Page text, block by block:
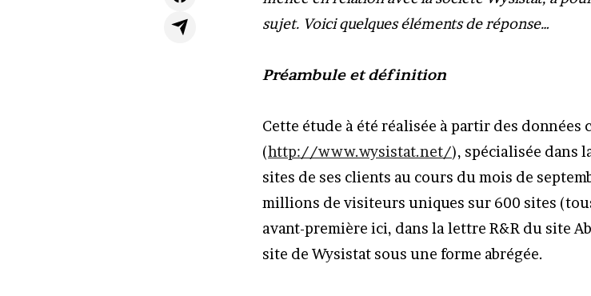
sujet. Voici quelques éléments de réponse…
Préambule et définition
Cette étude à été réalisée à partir des données
(http://www.wysistat.net/), spécialisée dans
sites de ses clients au cours du mois de
millions de visiteurs uniques sur 600 sites
avant-première ici, dans la lettre R&R du site
site de Wysistat sous une forme abrégée.